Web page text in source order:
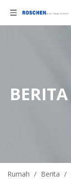
BERITA
Rumah / Berita /